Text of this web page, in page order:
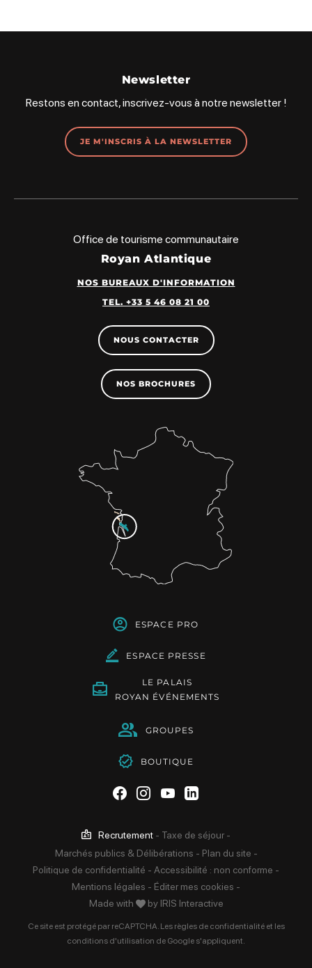
Newsletter
Restons en contact, inscrivez-vous à notre newsletter !
JE M'INSCRIS À LA NEWSLETTER
Office de tourisme communautaire
Royan Atlantique
NOS BUREAUX D'INFORMATION
TEL. +33 5 46 08 21 00
NOUS CONTACTER
NOS BROCHURES
ESPACE PRO
ESPACE PRESSE
LE PALAIS
ROYAN ÉVÉNEMENTS
GROUPES
BOUTIQUE
Suivez-nous sur Facebook
Suivez-nous sur
Suivez-nous sur
Suivez-nous sur
Recrutement - Taxe de séjour -
Marchés publics & Délibérations - Plan du site -
Politique de confidentialité - Accessibilité : non conforme -
Mentions légales - Éditer mes cookies -
Made with
by IRIS Interactive
Ce site est protégé par reCAPTCHA. Les règles de confidentialitéet les
conditions d'utilisation de Google s'appliquent.